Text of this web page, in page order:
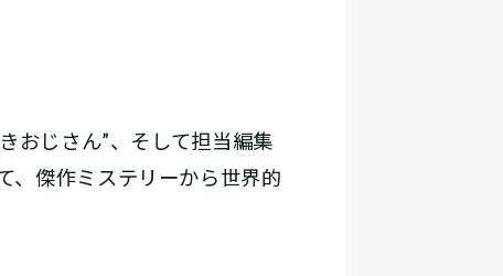
おじさん”、そして担当編集
、傑作ミステリーから世界的